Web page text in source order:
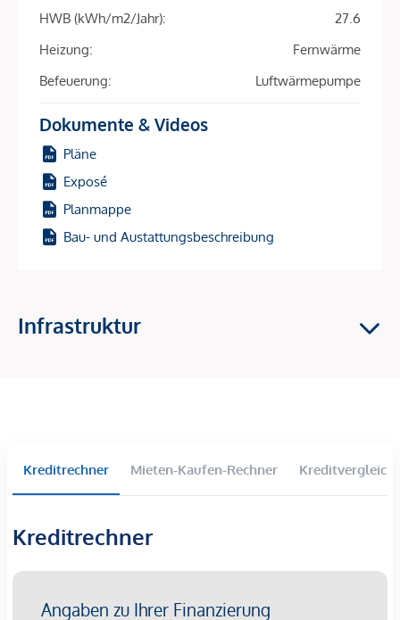
Kombination macht den Unterschied.
Heizung und Kühlung erfolgen über Bauteilaktivierung in
energieeffizient, kostenschonend, zukunftsfähig. Eine
Photovoltaikanlage am Dach reduziert Betriebskosten weiter
und macht das Objekt für umweltbewusste Mieter
besonders attraktiv.
Baustart: 1. Halbjahr 2026 – und damit perfekt, um sich jetzt
Hochnachgefragte Vermietungslage
im 9. Bezirk –
Wohnflächen: 39–163 m² | 2–4 Zimmer
Nachhaltige Gebäudetechnik:
30 komfortable Einzelstellplätze in der Tiefgarage,
HWB (kWh/m2/Jahr):
27.6
Heizung:
Fernwärme
Befeuerung:
Luftwärmepumpe
Dokumente & Videos
Pläne
Exposé
Planmappe
Bau- und Austattungsbeschreibung
Infrastruktur
Kreditrechner Mieten-Kaufen-Rechner Kreditvergleich
Kreditrechner